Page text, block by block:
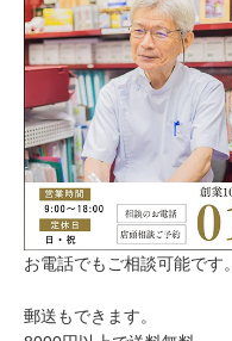
お電話でもご相談可能です。
郵送もできます。